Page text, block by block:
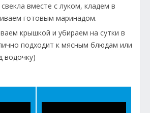
вместе с луком, кладем в
готовым маринадом.
крышкой и убираем на сутки в
подходит к мясным блюдам или
водочку)